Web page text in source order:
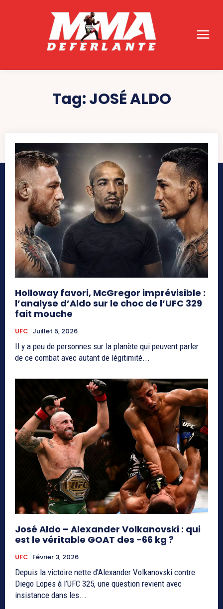
Tag:JOSÉ ALDO
Holloway favori, McGregor imprévisible :
l’analyse d’Aldo sur le choc de l’UFC 329
fait mouche
UFC Juillet 5, 2026
Il y a peu de personnes sur la planète qui peuvent parler
de ce combat avec autant de légitimité...
José Aldo – Alexander Volkanovski : qui
est le véritable GOAT des -66 kg ?
UFC Février 3, 2026
Depuis la victoire nette d’Alexander Volkanovski contre
Diego Lopes à l’UFC 325, une question revient avec
insistance dans les...